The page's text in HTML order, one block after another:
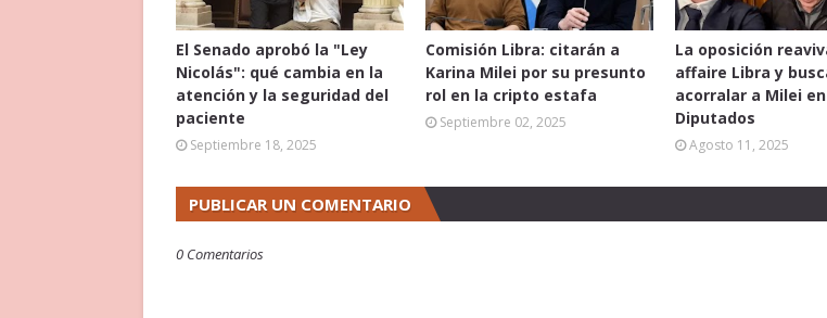
El Senado aprobó la "Ley
Nicolás": qué cambia en la
atención y la seguridad del
paciente
Septiembre 18, 2025
Comisión Libra: citarán a
Karina Milei por su presunto
rol en la cripto estafa
Septiembre 02, 2025
La oposición
affaire Libra y
acorralar a Milei en
Diputados
Agosto 11, 2025
PUBLICAR UN COMENTARIO
0 Comentarios